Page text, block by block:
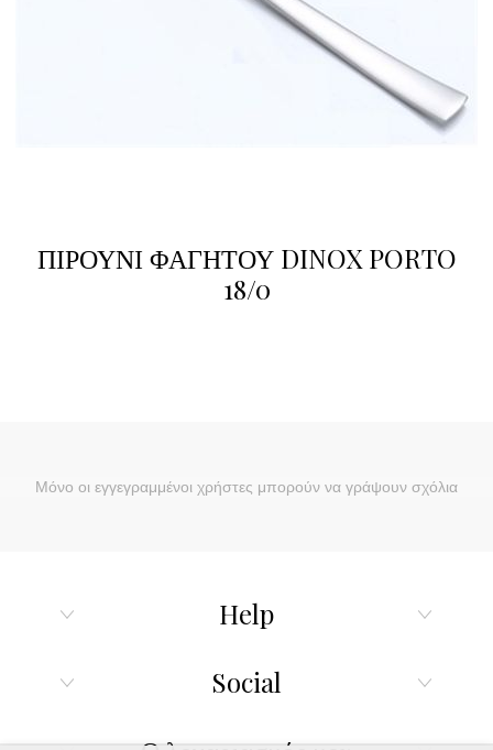
ΠΙΡΟΥΝΙ ΦΑΓΗΤΟΥ DINOX PORTO
18/0
Μόνο οι εγγεγραμμένοι χρήστες μπορούν να γράψουν σχόλια
Help
Social